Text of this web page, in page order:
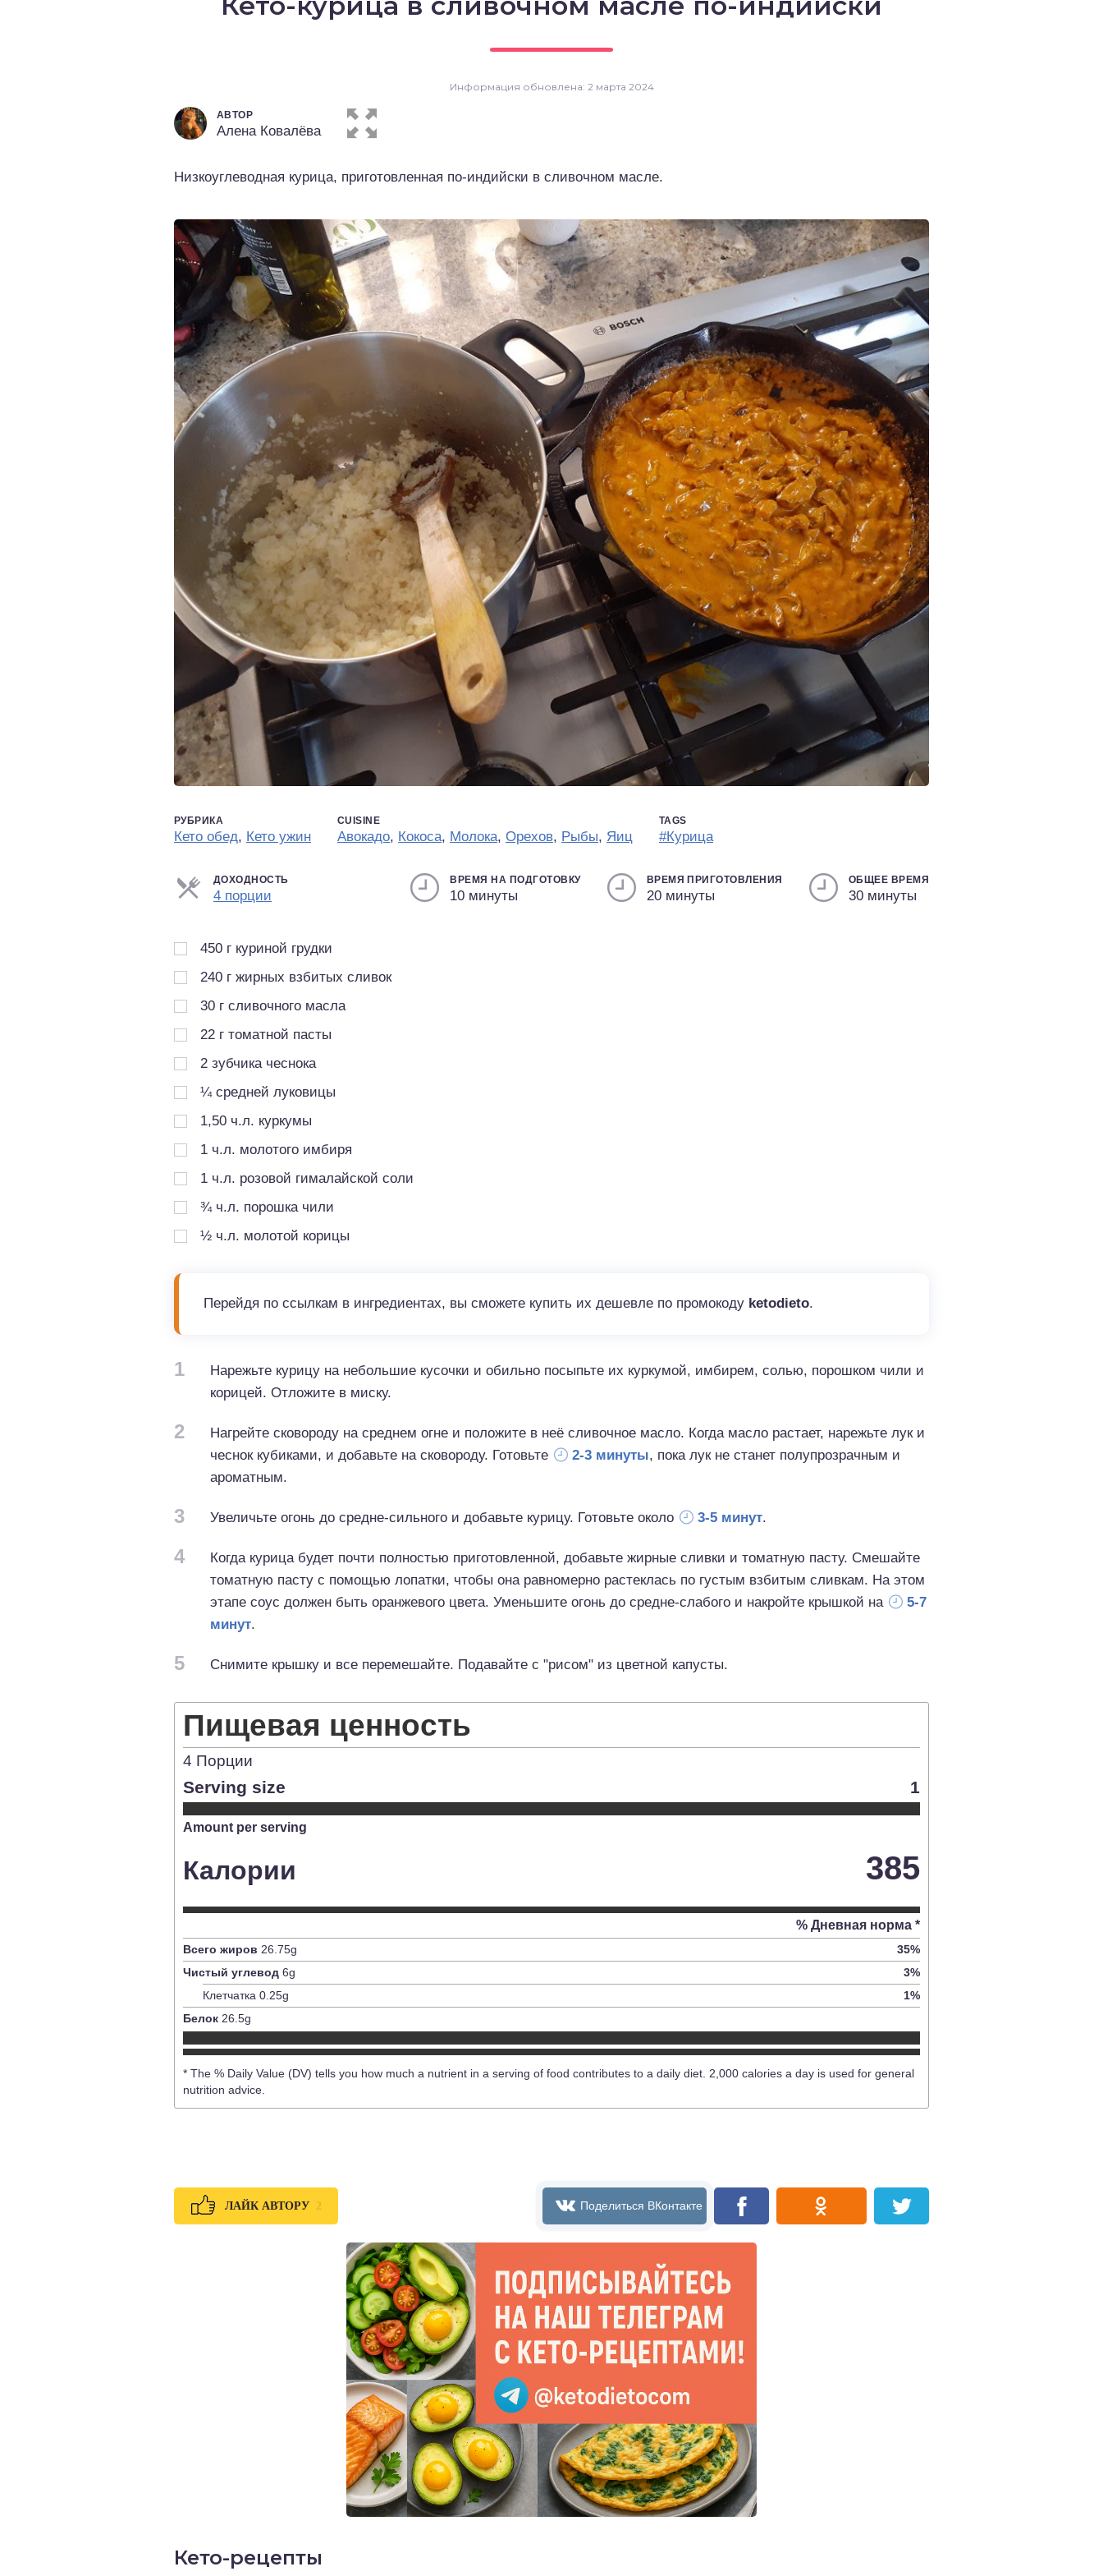
Информация обновлена: 2 марта 2024
АВТОР
Алена Ковалёва
Низкоуглеводная курица, приготовленная по-индийски в сливочном масле.
РУБРИКА
Кето обед, Кето ужин
CUISINE
Авокадо, Кокоса, Молока, Орехов, Рыбы, Яиц
TAGS
#Курица
ДОХОДНОСТЬ
4 порции
ВРЕМЯ НА ПОДГОТОВКУ
10 минуты
ВРЕМЯ ПРИГОТОВЛЕНИЯ
20 минуты
ОБЩЕЕ ВРЕМЯ
30 минуты
450 г куриной грудки
240 г жирных взбитых сливок
30 г сливочного масла
22 г томатной пасты
2 зубчика чеснока
¼ средней луковицы
1,50 ч.л. куркумы
1 ч.л. молотого имбиря
1 ч.л. розовой гималайской соли
¾ ч.л. порошка чили
½ ч.л. молотой корицы
Перейдя по ссылкам в ингредиентах, вы сможете купить их дешевле по промокоду ketodieto.
1
Нарежьте курицу на небольшие кусочки и обильно посыпьте их куркумой, имбирем, солью, порошком чили и
корицей. Отложите в миску.
2
Нагрейте сковороду на среднем огне и положите в неё сливочное масло. Когда масло растает, нарежьте лук и
чеснок кубиками, и добавьте на сковороду. Готовьте
2-3 минуты, пока лук не станет полупрозрачным и
ароматным.
3 Увеличьте огонь до средне-сильного и добавьте курицу. Готовьте около 3-5 минут.
4
Когда курица будет почти полностью приготовленной, добавьте жирные сливки и томатную пасту. Смешайте
томатную пасту с помощью лопатки, чтобы она равномерно растеклась по густым взбитым сливкам. На этом
этапе соус должен быть оранжевого цвета. Уменьшите огонь до средне-слабого и накройте крышкой на
5-7
минут.
5 Снимите крышку и все перемешайте. Подавайте с "рисом" из цветной капусты.
Пищевая ценность
4 Порции
Serving size 1
Amount per serving
Калории 385
% Дневная норма *
Всего жиров 26.75g 35%
Чистый углевод 6g 3%
Клетчатка 0.25g 1%
Белок 26.5g
* The % Daily Value (DV) tells you how much a nutrient in a serving of food contributes to a daily diet. 2,000 calories a day is used for general
nutrition advice.
ЛАЙК АВТОРУ 2
Кето-рецепты